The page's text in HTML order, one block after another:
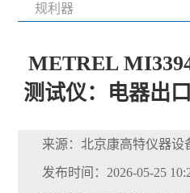
规利器
METREL
测试仪：电器出
来源：北京康高特仪器设
发布时间：2026-05-25